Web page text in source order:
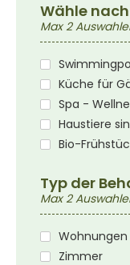
Wähle
Max 2
Küche für
Spa -
Haustiere
Bio-
Typ der
Max 2
Wohnungen
Zimmer